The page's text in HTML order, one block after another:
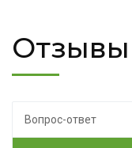
Отзывы
Вопрос-ответ